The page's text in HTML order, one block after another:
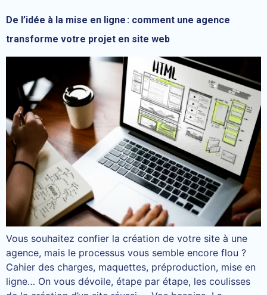
De l’idée à la mise en ligne : comment une agence
transforme votre projet en site web
Vous souhaitez confier la création de votre site à une
agence, mais le processus vous semble encore flou ?
Cahier des charges, maquettes, préproduction, mise en
ligne… On vous dévoile, étape par étape, les coulisses